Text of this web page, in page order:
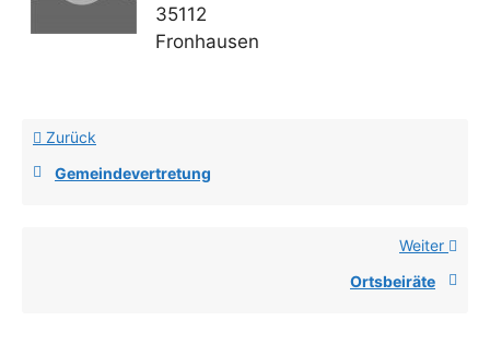
35112
Fronhausen
Zurück
Gemeindevertretung
Weiter
Ortsbeiräte